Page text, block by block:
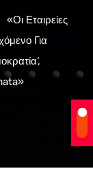
«Οι Εταιρείες
Για